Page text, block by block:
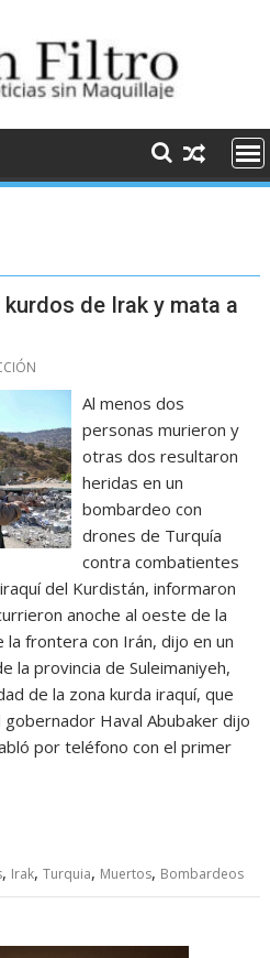
de Irak y mata a
Al menos dos
personas murieron y
otras dos resultaron
heridas en un
bombardeo con
drones de Turquía
contra combatientes
del Kurdistán, informaron
anoche al oeste de la
la frontera con Irán, dijo en un
la provincia de Suleimaniyeh,
de la zona kurda iraquí, que
Haval Abubaker dijo
por teléfono con el primer
, Irak,Turquia, Muertos, Bombardeos